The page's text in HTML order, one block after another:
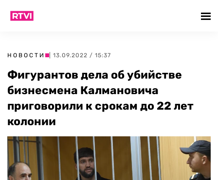
НОВОСТИ | 13.09.2022 / 15:37
Фигурантов дела об убийстве
бизнесмена Калмановича
приговорили к срокам до 22 лет
колонии